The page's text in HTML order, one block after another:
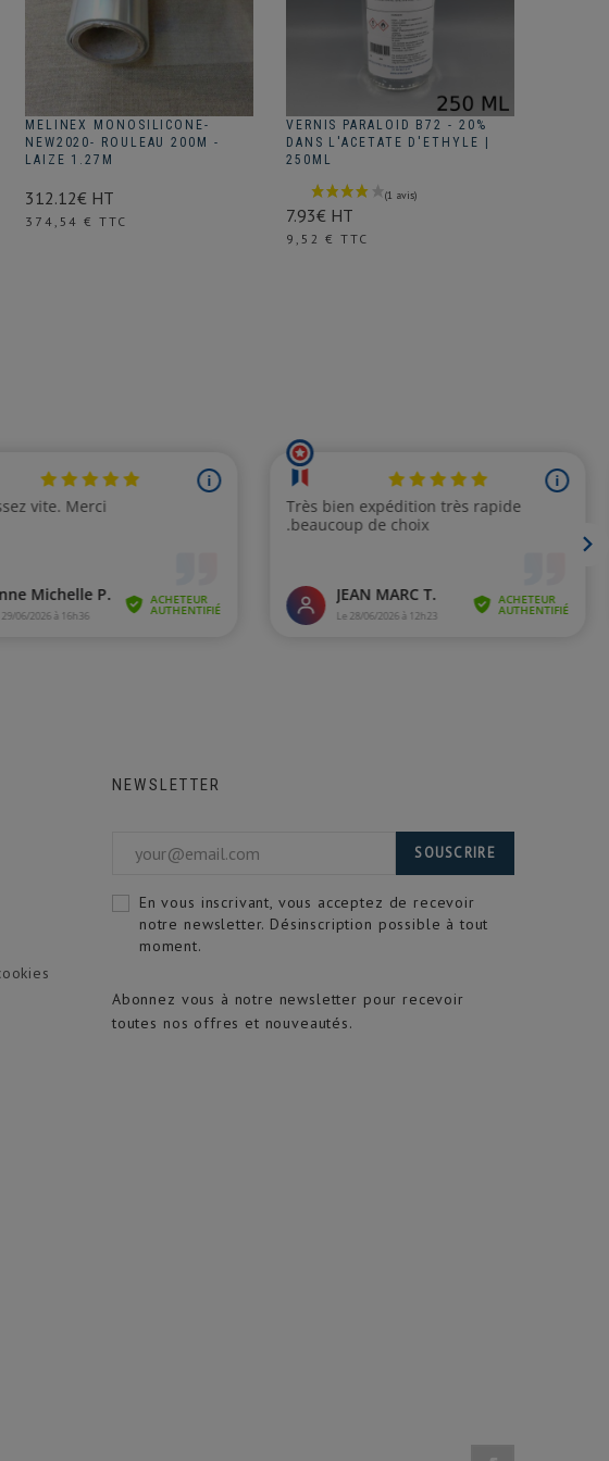
MELINEX MONOSILICONE-
NEW2020- ROULEAU 200M -
LAIZE 1.27M
312.12€ HT
Prix
374,54 € TTC
VERNIS PARALOID B72 - 20%
DANS L'ACETATE D'ETHYLE |
250ML
7.93€ HT
Prix
9,52 € TTC
NEWSLETTER
Abonnez vous à notre newsletter pour recevoir
toutes nos offres et nouveautés.
SOUSCRIRE
En vous inscrivant, vous acceptez de recevoir
notre newsletter. Désinscription possible à tout
moment.